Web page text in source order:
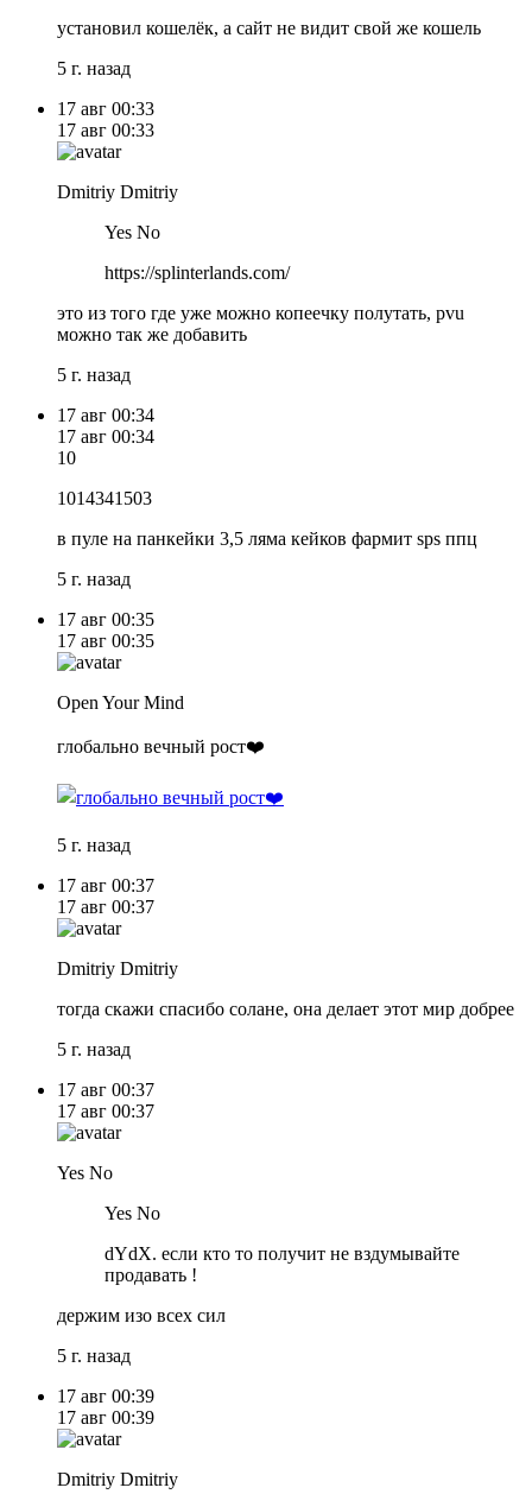
установил кошелёк, а сайт не видит свой же кошель
5 г. назад
17 авг 00:33
17 авг 00:33
Dmitriy Dmitriy
Yes No
https://splinterlands.com/
это из того где уже можно копеечку полутать, pvu
можно так же добавить
5 г. назад
17 авг 00:34
17 авг 00:34
10
1014341503
в пуле на панкейки 3,5 ляма кейков фармит sps ппц
5 г. назад
17 авг 00:35
17 авг 00:35
Open Your Mind
глобально вечный рост❤️
5 г. назад
17 авг 00:37
17 авг 00:37
Dmitriy Dmitriy
тогда скажи спасибо солане, она делает этот мир добрее
5 г. назад
17 авг 00:37
17 авг 00:37
Yes No
Yes No
dYdX. если кто то получит не вздумывайте
продавать !
держим изо всех сил
5 г. назад
17 авг 00:39
17 авг 00:39
Dmitriy Dmitriy